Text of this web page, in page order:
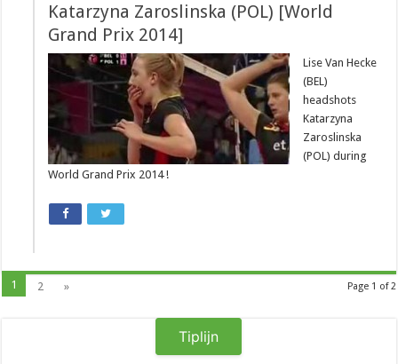
Katarzyna Zaroslinska (POL) [World
Grand Prix 2014]
Lise Van Hecke
(BEL)
headshots
Katarzyna
Zaroslinska
(POL) during
World Grand Prix 2014 !
Page 1 of 2
1 2 »
Tiplijn